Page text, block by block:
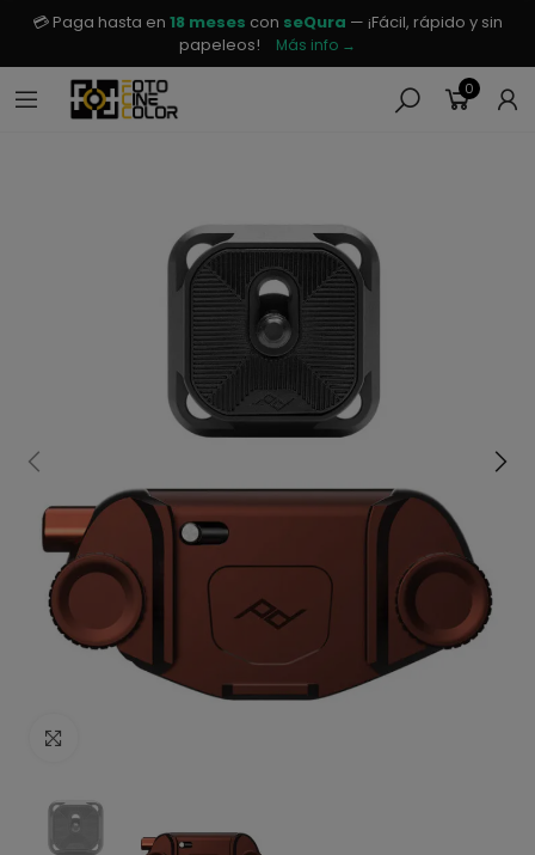
💳 Paga hasta en 18 meses con seQura — ¡Fácil, rápido y sin
papeleos!
Más info →
0